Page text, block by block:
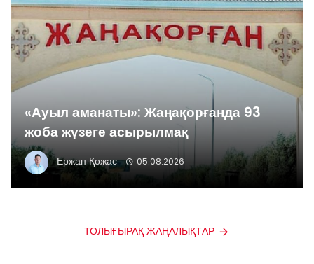
«Ауыл аманаты»: Жаңақорғанда 93
жоба жүзеге асырылмақ
Ержан Қожас 05.08.2026
ТОЛЫҒЫРАҚ ЖАҢАЛЫҚТАР